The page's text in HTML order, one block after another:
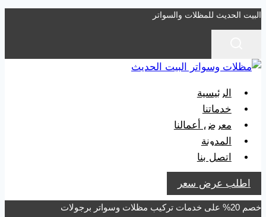
التجاوز
إلى
البيت الحديث للمظلات والسواتر
الرئيسية
خدماتنا
معرض أعمالنا
المدونة
اتصل بنا
اطلب عرض سعر
خصم 20% على خدمات تركيب مظلات وسواتر برجولات